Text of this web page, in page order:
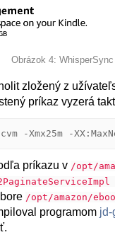
Obrázok 4: WhisperSync
zložený z
príkaz vyzerá
-Xmx25m -
príkazu v /opt/
/opt/amazon/
programom jd-